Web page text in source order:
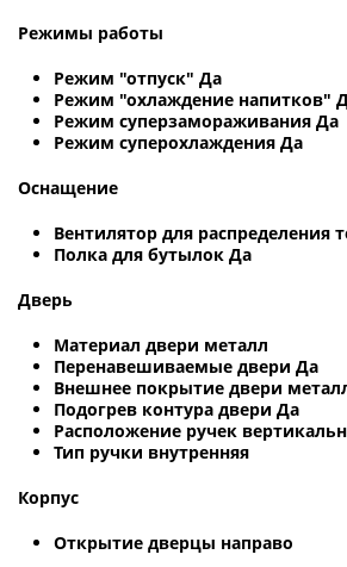
Режимы работы
Режим "отпуск" Да
Режим "охлаждение напитков"
Режим суперзамораживания Да
Режим суперохлаждения Да
Оснащение
Вентилятор для распределения
Полка для бутылок Да
Дверь
Материал двери металл
Перенавешиваемые двери Да
Внешнее покрытие двери
Подогрев контура двери Да
Расположение ручек
Тип ручки внутренняя
Корпус
Открытие дверцы направо